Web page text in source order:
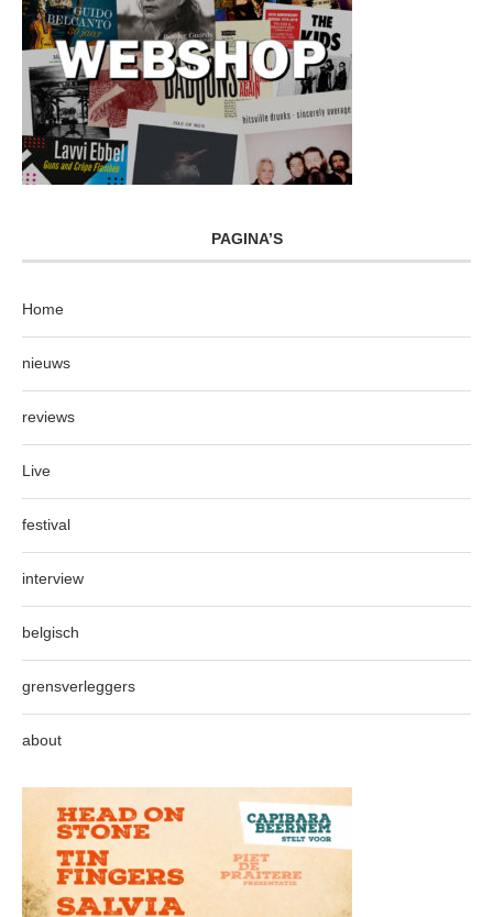
PAGINA’S
Home
nieuws
reviews
Live
festival
interview
belgisch
grensverleggers
about